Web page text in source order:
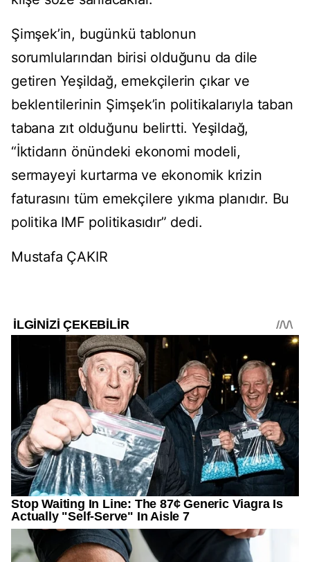
Şimşek’in, bugünkü tablonun
sorumlularından birisi olduğunu da dile
getiren Yeşildağ, emekçilerin çıkar ve
beklentilerinin Şimşek’in politikalarıyla taban
tabana zıt olduğunu belirtti. Yeşildağ,
“İktidarın önündeki ekonomi modeli,
sermayeyi kurtarma ve ekonomik krizin
faturasını tüm emekçilere yıkma planıdır. Bu
politika IMF politikasıdır” dedi.
Mustafa ÇAKIR